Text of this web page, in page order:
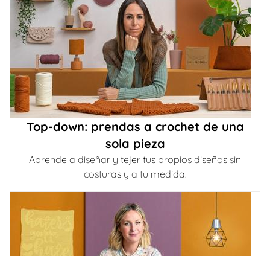
Top-down: prendas a crochet de una
sola pieza
Aprende a diseñar y tejer tus propios diseños sin
costuras y a tu medida.